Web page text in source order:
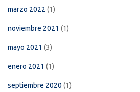
marzo 2022 (1)
noviembre 2021 (1)
mayo 2021 (3)
enero 2021 (1)
septiembre 2020 (1)